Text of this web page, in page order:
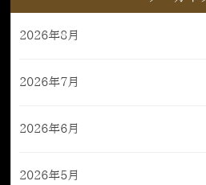
2026年8月
2026年7月
2026年6月
2026年5月